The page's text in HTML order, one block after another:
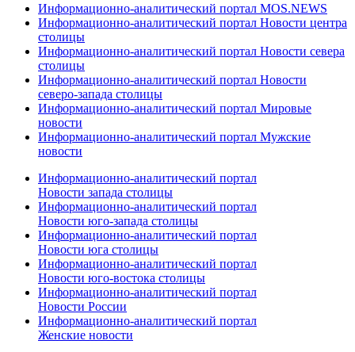
Информационно-аналитический портал MOS.NEWS
Информационно-аналитический портал Новости центра
столицы
Информационно-аналитический портал Новости севера
столицы
Информационно-аналитический портал Новости
северо-запада столицы
Информационно-аналитический портал Мировые
новости
Информационно-аналитический портал Мужские
новости
Информационно-аналитический портал
Новости запада столицы
Информационно-аналитический портал
Новости юго-запада столицы
Информационно-аналитический портал
Новости юга столицы
Информационно-аналитический портал
Новости юго-востока столицы
Информационно-аналитический портал
Новости России
Информационно-аналитический портал
Женские новости